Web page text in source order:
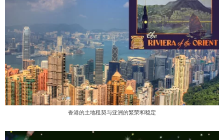
香港的土地租契与亚洲的繁荣和稳定